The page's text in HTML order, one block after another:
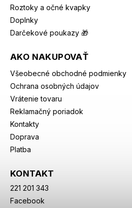
Roztoky a očné kvapky
Doplnky
Darčekové poukazy 🎁
AKO NAKUPOVAŤ
Všeobecné obchodné podmienky
Ochrana osobných údajov
Vrátenie tovaru
Reklamačný poriadok
Kontakty
Doprava
Platba
KONTAKT
221 201 343
Facebook